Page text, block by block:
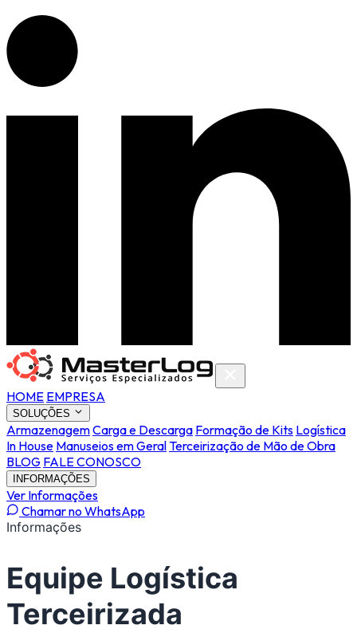
HOME EMPRESA
SOLUÇÕES
ArmazenagemCarga e Descarga Formação de Kits Logística
In House Manuseios em GeralTerceirização de Mão de Obra
BLOG FALE CONOSCO
INFORMAÇÕES
Ver Informações
Chamar no WhatsApp
Informações
Equipe Logística
Terceirizada